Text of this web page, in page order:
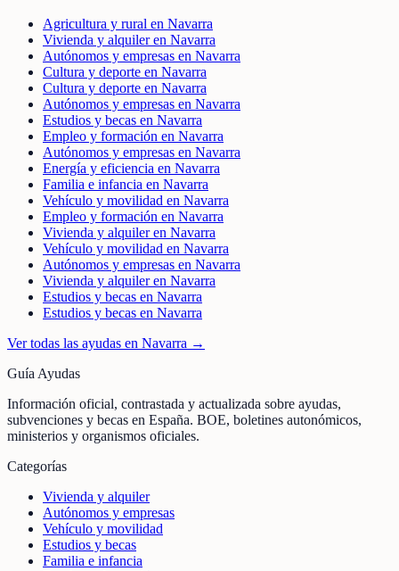
Agricultura y rural en Navarra
Vivienda y alquiler en Navarra
Autónomos y empresas en Navarra
Cultura y deporte en Navarra
Cultura y deporte en Navarra
Autónomos y empresas en Navarra
Estudios y becas en Navarra
Empleo y formación en Navarra
Autónomos y empresas en Navarra
Energía y eficiencia en Navarra
Familia e infancia en Navarra
Vehículo y movilidad en Navarra
Empleo y formación en Navarra
Vivienda y alquiler en Navarra
Vehículo y movilidad en Navarra
Autónomos y empresas en Navarra
Vivienda y alquiler en Navarra
Estudios y becas en Navarra
Estudios y becas en Navarra
Ver todas las ayudas en Navarra →
Guía Ayudas
Información oficial, contrastada y actualizada sobre ayudas,
subvenciones y becas en España. BOE, boletines autonómicos,
ministerios y organismos oficiales.
Categorías
Vivienda y alquiler
Autónomos y empresas
Vehículo y movilidad
Estudios y becas
Familia e infancia